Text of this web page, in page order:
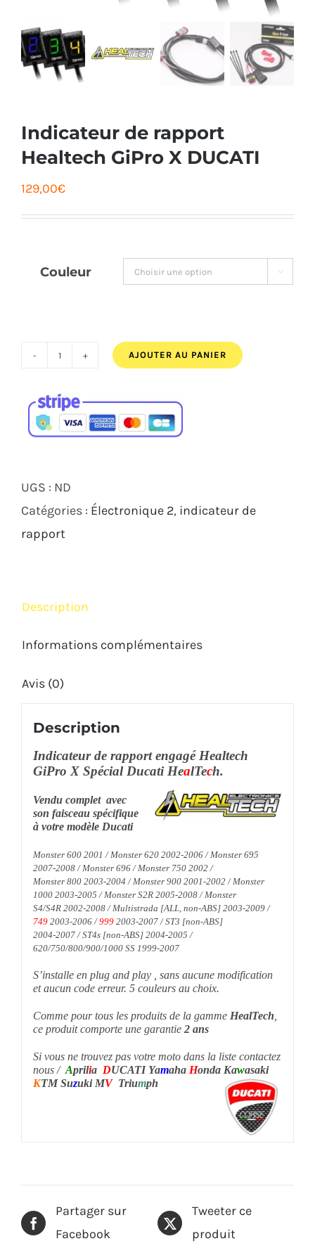
Indicateur de rapport
Healtech GiPro X DUCATI
129,00€
Couleur
quantité
Indicateur
de
AJOUTER AU PANIER
UGS : ND
Catégories : Électronique 2 indicateur de
rapport
Description
Informations complémentaires
Avis (0)
Description
Indicateur de rapport engagé Healtech
GiPro X Spécial Ducati HealTech.
Vendu complet avec
son faisceau spécifique
à votre modèle Ducati
Monster 600 2001 / Monster 620 2002-2006 / Monster 695
2007-2008 / Monster 696 / Monster 750 2002 /
Monster 800 2003-2004 / Monster 900 2001-2002 / Monster
1000 2003-2005 / Monster S2R 2005-2008 / Monster
S4/S4R 2002-2008 / Multistrada [ALL,
non-ABS] 2003-2009 /
749 2003-2006 / 999 2003-2007 / ST3 [non-ABS]
2004-2007 / ST4s [non-ABS] 2004-2005 /
620/750/800/900/1000 SS 1999-2007
S’installe en plug and play , sans aucune modification
et aucun code erreur. 5 couleurs au choix.
Comme pour tous les produits de la gamme HealTech
ce produit comporte une garantie 2 ans
Si vous ne trouvez pas votre moto dans la liste contactez
nous / A prilia DUCATI Ya aha Honda Ka
asaki
KTM Suz uki MVTriu ph
Partager sur
Facebook
Tweeter ce
produit